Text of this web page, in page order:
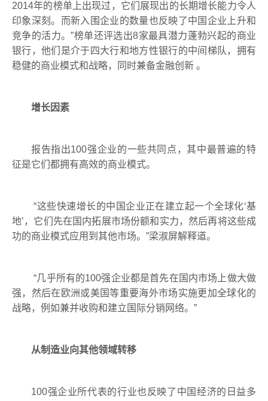
2014年的榜单上出现过，它们展现出的长期增长能力令人
印象深刻。而新入围企业的数量也反映了中国企业上升和
竞争的活力。”榜单还评选出8家最具潜力蓬勃兴起的商业
银行，他们是介于四大行和地方性银行的中间梯队，拥有
稳健的商业模式和战略，同时兼备金融创新 。
增长因素
报告指出100强企业的一些共同点，其中最普遍的特
征是它们都拥有高效的商业模式。
“这些快速增长的中国企业正在建立起一个全球化‘基
地’ ，它们先在国内拓展市场份额和实力，然后再将这些成
功的商业模式应用到其他市场。 ”梁淑屏解释道。
“几乎所有的100强企业都是首先在国内市场上做大做
强，然后在欧洲或美国等重要海外市场实施更加全球化的
战略，例如兼并收购和建立国际分销网络。 ”
从制造业向其他领域转移
100强企业所代表的行业也反映了中国经济的日益多